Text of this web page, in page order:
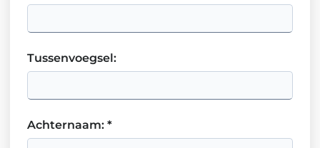
Tussenvoegsel:
Achternaam: *